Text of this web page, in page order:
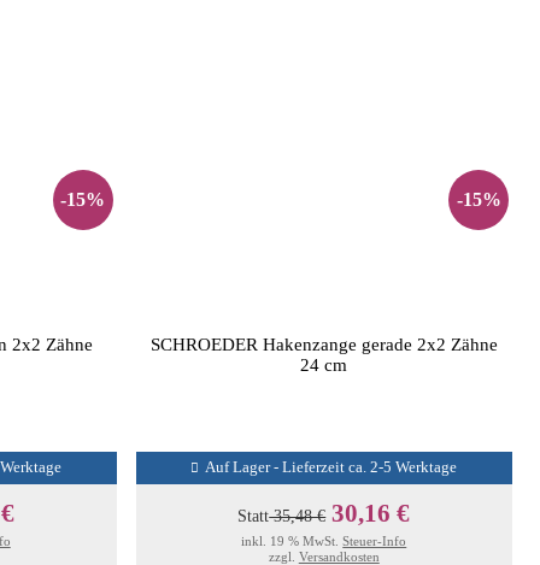
-15%
2x2 Zähne
-15%
SCHROEDER Hakenzange gerade 2x2 Zähne
24 cm
Auf Lager - Lieferzeit ca. 2-5 Werktage
Statt35,48 € 30,16 €
inkl. 19 % MwSt.Steuer-Info
zzgl. Versandkosten